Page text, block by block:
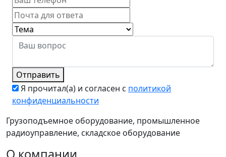
Отправить
Я прочитал(а) и согласен с политикой
конфиденциальности
Грузоподъемное оборудование, промышленное
радиоуправление, складское оборудование